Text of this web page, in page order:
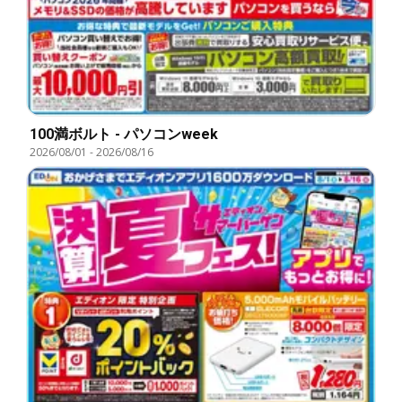
100満ボルト - パソコンweek
2026/08/01 -2026/08/16